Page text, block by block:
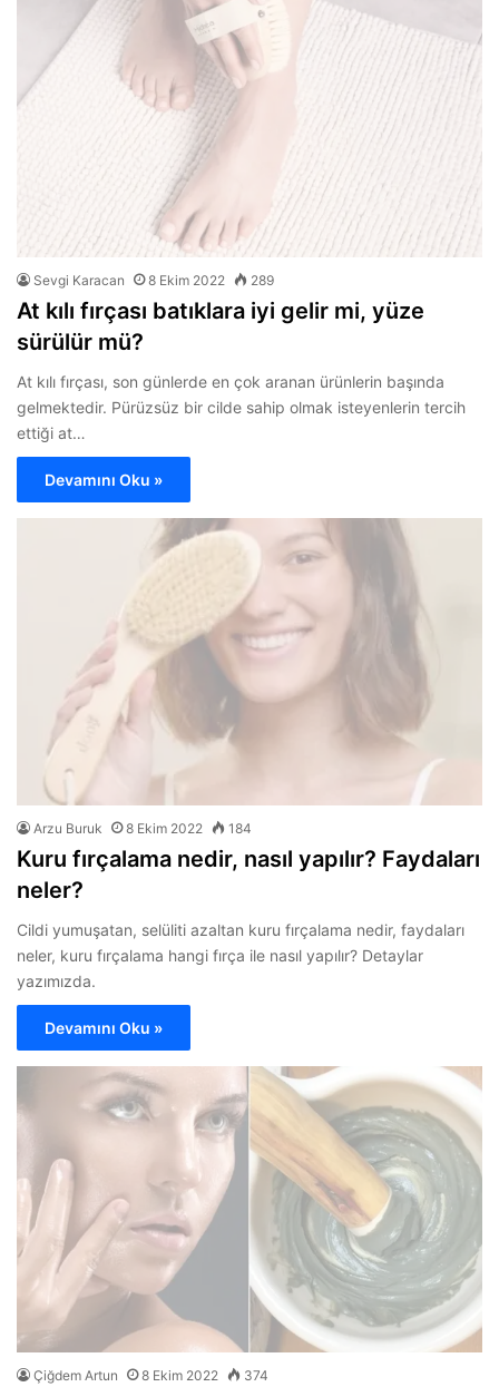
Sevgi Karacan 8 Ekim 2022 289
At kılı fırçası batıklara iyi gelir mi, yüze
sürülür mü?
At kılı fırçası, son günlerde en çok aranan ürünlerin başında
gelmektedir. Pürüzsüz bir cilde sahip olmak isteyenlerin tercih
ettiği at…
Devamını Oku »
Arzu Buruk 8 Ekim 2022 184
Kuru fırçalama nedir, nasıl yapılır? Faydaları
neler?
Cildi yumuşatan, selüliti azaltan kuru fırçalama nedir, faydaları
neler, kuru fırçalama hangi fırça ile nasıl yapılır? Detaylar
yazımızda.
Devamını Oku »
Çiğdem Artun 8 Ekim 2022 374